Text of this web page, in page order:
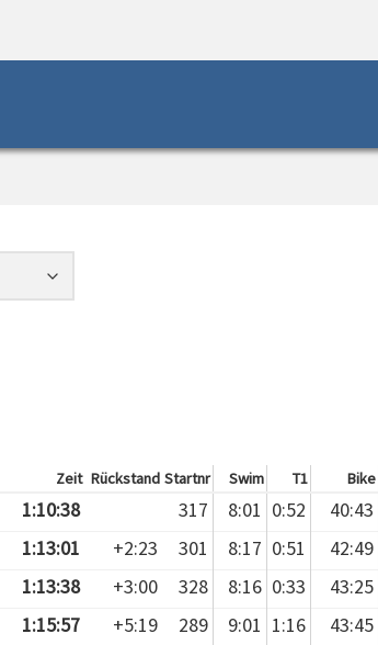
Zeit Rückstand Startnr Swim T1 Bike
1:10:38 317 8:01 0:52 40:43
1:13:01 +2:23 301 8:17 0:51 42:49
1:13:38 +3:00 328 8:16 0:33 43:25
1:15:57 +5:19 289 9:01 1:16 43:45